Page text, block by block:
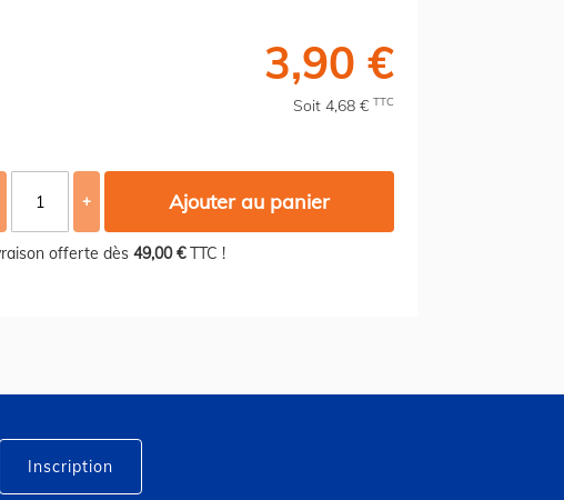
3,90 €
Soit 4,68 € TTC
+ Ajouter au panier
offerte dès 49,00 €TTC !
Inscription